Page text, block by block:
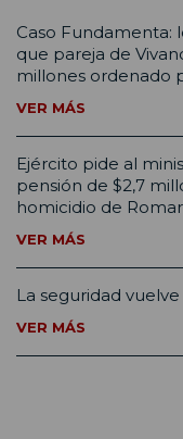
Caso Fundamenta:
que pareja de
millones ordenado
VER MÁS
Ejército pide al
pensión de $2,7
homicidio de
VER MÁS
La seguridad
VER MÁS